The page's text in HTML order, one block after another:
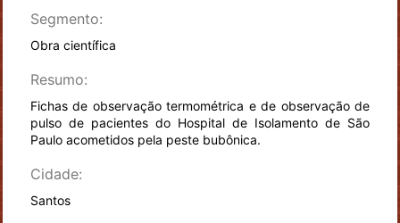
Segmento:
Obra científica
Resumo:
Fichas de observação termométrica e de observação de
pulso de pacientes do Hospital de Isolamento de São
Paulo acometidos pela peste bubônica.
Cidade:
Santos